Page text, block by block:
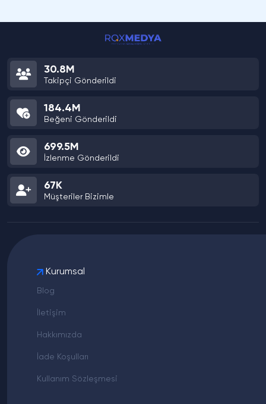
30.8M
Takipçi Gönderildi
184.4M
Beğeni Gönderildi
699.5M
İzlenme Gönderildi
67K
Müşteriler Bizimle
Kurumsal
Blog
İletişim
Hakkımızda
İade Koşulları
Kullanım Sözleşmesi